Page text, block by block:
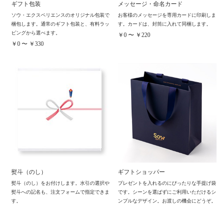
ギフト包装
ソウ・エクスペリエンスのオリジナル包装で
梱包します。通常のギフト包装と、有料ラッ
ピングから選べます。
￥0 〜 ￥330
メッセージ・命名カード
お客様のメッセージを専用カードに印刷しま
す。カードは、封筒に入れて同梱します。
￥0 〜 ￥220
熨斗（のし）
熨斗（のし）をお付けします。水引の選択や
熨斗への記名も、注文フォームで指定できま
す。
ギフトショッパー
プレゼントを入れるのにぴったりな手提げ袋
です。シーンを選ばずにご利用いただけるシ
ンプルなデザイン。お渡しの機会にどうぞ。